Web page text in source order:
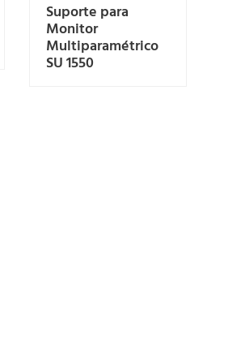
Suporte para
Monitor
Multiparamétrico
SU 1550